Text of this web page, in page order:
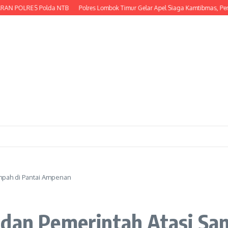
Polda NTB Polres Lombok Timur Gelar Apel Siaga Kamtibmas, Perkuat
di Pantai Ampenan
Pemerintah Atasi